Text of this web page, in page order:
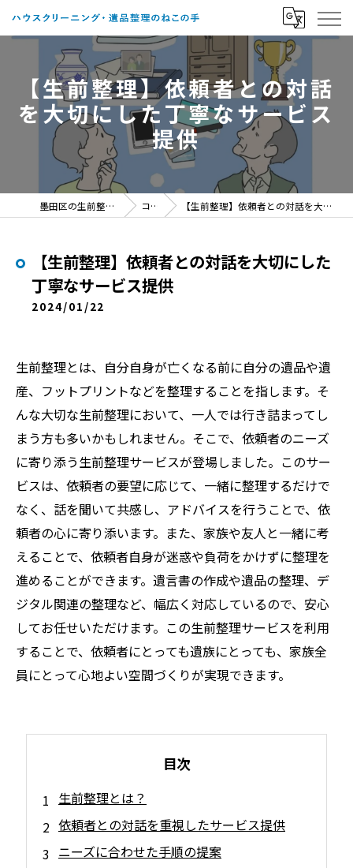
【生前整理】依頼者との対話
を大切にした丁寧なサービス
提供
墨田区の生前整理ならねこの手 コラム 【生前整理】依頼者との対話を大切にした丁寧なサービス提供
【生前整理】依頼者との対話を大切にした
丁寧なサービス提供
2024/01/22
生前整理とは、自分自身が亡くなる前に自分の遺品や遺
産、フットプリントなどを整理することを指します。そ
んな大切な生前整理において、一人では行き詰まってし
まう方も多いかもしれません。そこで、依頼者のニーズ
に寄り添う生前整理サービスが登場しました。このサー
ビスは、依頼者の要望に応じて、一緒に整理するだけで
なく、話を聞いて共感し、アドバイスを行うことで、依
頼者の心に寄り添います。また、家族や友人と一緒に考
えることで、依頼者自身が迷惑や負荷をかけずに整理を
進めることができます。遺言書の作成や遺品の整理、デ
ジタル関連の整理など、幅広く対応しているので、安心
してお任せいただけます。この生前整理サービスを利用
することで、依頼者にとっても遺族にとっても、家族全
員にとって心地よい空間づくりが実現できます。
目次
生前整理とは？
依頼者との対話を重視したサービス提供
ニーズに合わせた手順の提案